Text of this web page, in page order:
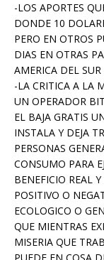
-LOS APORTES
DONDE 10
PERO EN OTROS
DIAS EN OTRAS
AMERICA DEL
-LA CRITICA A LA
UN OPERADOR
EL BAJA GRATIS
INSTALA Y DEJA
PERSONAS
CONSUMO PARA
BENEFICIO REAL
POSITIVO O
ECOLOGICO O
QUE MIENTRAS
MISERIA QUE